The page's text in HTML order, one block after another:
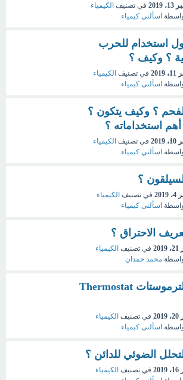
في تصنيف الكيمياء
اسألني كيمياء
استخدام للحرب
؟ وكيف ؟
في تصنيف الكيمياء
اسألنى كيمياء
؟ وكيف يتكون ؟
استخداماته ؟
في تصنيف الكيمياء
اسألني كيمياء
؟
في تصنيف الكيمياء
اسألنى كيمياء
الاحتراق ؟
في تصنيف الكيمياء
محمد حمدان
ما هو الترموستات Thermostat
في تصنيف الكيمياء
اسألنى كيمياء
الضوئي للدائن ؟
في تصنيف الكيمياء